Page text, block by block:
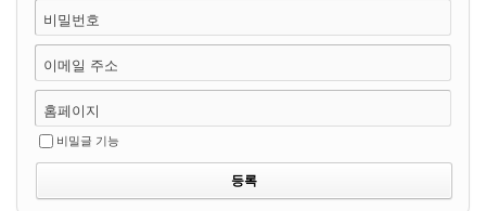
비밀번호
이메일 주소
홈페이지
비밀글 기능